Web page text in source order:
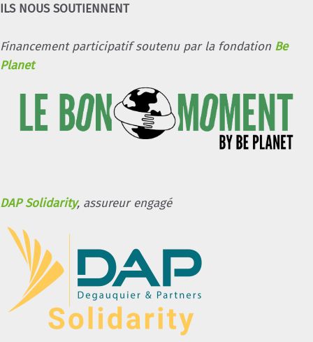
ILS NOUS SOUTIENNENT
Financement participatif soutenu par la fondation Be
Planet
DAP Solidarity, assureur engagé